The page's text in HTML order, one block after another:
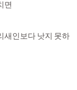
면
새인보다 낫지 못하